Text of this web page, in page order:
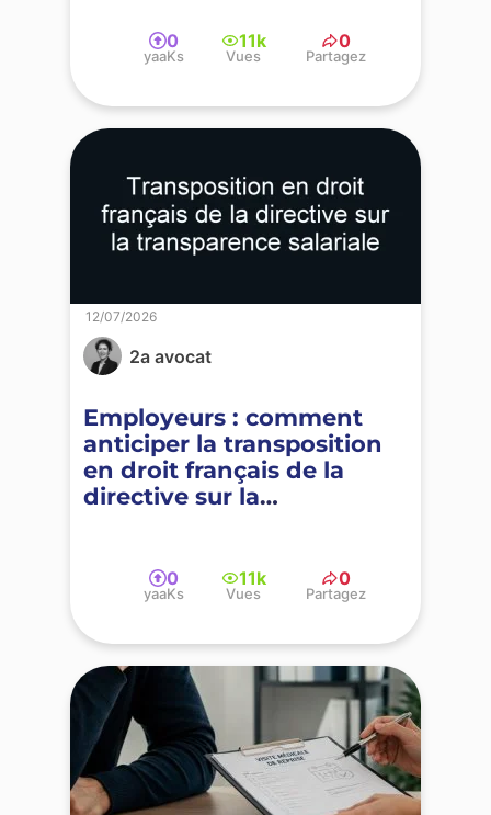
0
yaaKs
11k
Vues
0
Partagez
2a avocat
Employeurs : comment
anticiper la transposition
en droit français de la
directive sur la
12/07/2026
0
yaaKs
11k
Vues
0
Partagez